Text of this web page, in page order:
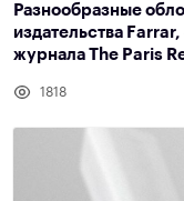
Разнообразные
издательства
журнала The Paris
1818